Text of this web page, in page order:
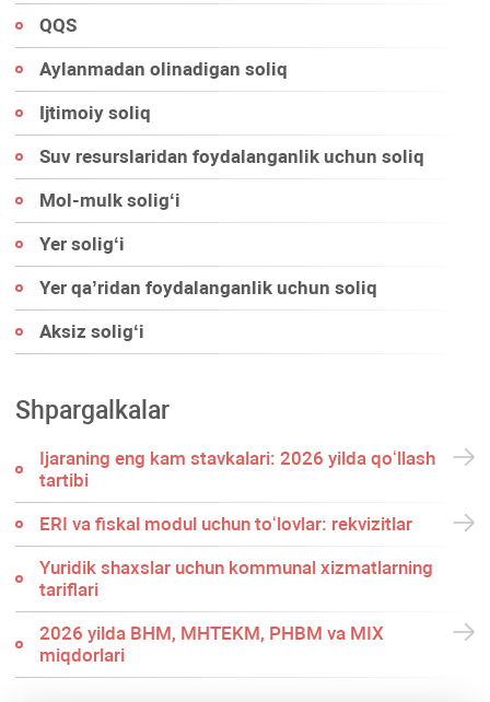
QQS
Aylanmadan olinadigan soliq
Ijtimoiy soliq
Suv resurslaridan foydalanganlik uchun soliq
Mol-mulk soligʻi
Yer soligʻi
Yer qa’ridan foydalanganlik uchun soliq
Aksiz soligʻi
Shpargalkalar
Ijaraning eng kam stavkalari: 2026 yilda qoʻllash
tartibi
ERI va fiskal modul uchun toʻlovlar: rekvizitlar
Yuridik shaхslar uchun kommunal хizmatlarning
tariflari
2026 yilda BHM, MHTEKM, PHBM va MIX
miqdorlari